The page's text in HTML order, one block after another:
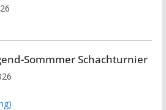
Sommmer Schachturnier